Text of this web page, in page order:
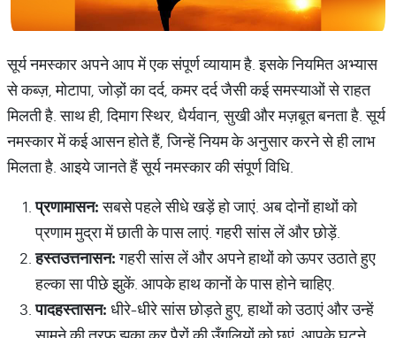
सूर्य नमस्कार अपने आप में एक संपूर्ण व्यायाम है. इसके नियमित अभ्यास
से कब्ज़, मोटापा, जोड़ों का दर्द, कमर दर्द जैसी कई समस्याओं से राहत
मिलती है. साथ ही, दिमाग स्थिर, धैर्यवान, सुखी और मज़बूत बनता है. सूर्य
नमस्कार में कई आसन होते हैं, जिन्हें नियम के अनुसार करने से ही लाभ
मिलता है. आइये जानते हैं सूर्य नमस्कार की संपूर्ण विधि.
प्रणामासन:सबसे पहले सीधे खड़ें हो जाएं. अब दोनों हाथों को
प्रणाम मुद्रा में छाती के पास लाएं. गहरी सांस लें और छोड़ें.
हस्तउत्तनासन:गहरी सांस लें और अपने हाथों को ऊपर उठाते हुए
हल्का सा पीछे झुकें. आपके हाथ कानों के पास होने चाहिए.
पादहस्तासन: धीरे-धीरे सांस छोड़ते हुए, हाथों को उठाएं और उन्हें